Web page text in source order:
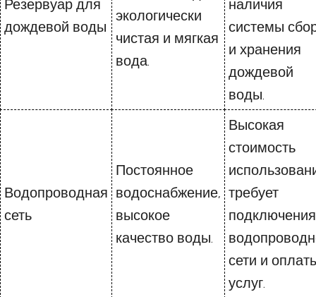
Резервуар для
дождевой воды
экологически
чистая и мягкая
вода.
наличия
системы
и хранения
дождевой
воды.
Водопроводная
сеть
Постоянное
водоснабжение,
высокое
качество воды.
Высокая
стоимость
требует
сети и
услуг.